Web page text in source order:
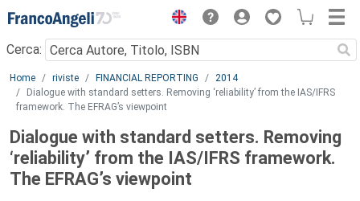
Menu
Cerca:
Main content
Home riviste FINANCIAL REPORTING
2014
Dialogue with standard setters. Removing ‘reliability’ from the IAS/IFRS
framework. The EFRAG’s viewpoint
Dialogue with standard setters. Removing
‘reliability’ from the IAS/IFRS framework.
The EFRAG’s viewpoint